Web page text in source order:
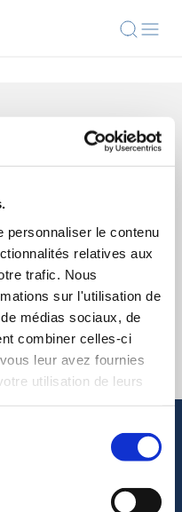
personnaliser le contenu
relatives aux
trafic. Nous
sur l'utilisation de
médias sociaux, de
combiner celles-ci
leur avez fournies
utilisation de leurs
que